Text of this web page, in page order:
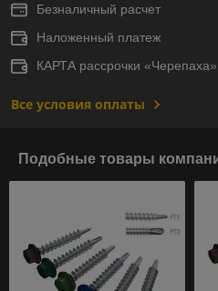
Безналичный расчет
Наложенный платеж
КАРТА рассрочки
Все условия оплаты
Подобные товары